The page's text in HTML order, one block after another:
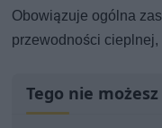
Obowiązuje ogólna
przewodności
Tego nie